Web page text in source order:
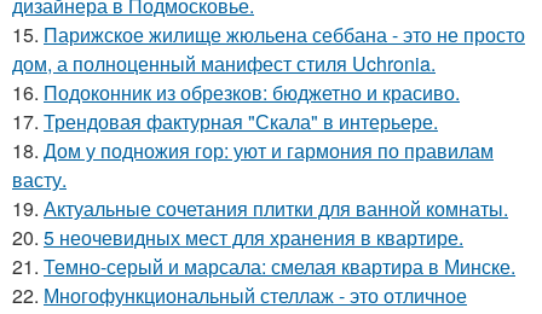
15. Парижское жилище жюльена себбана - это не просто
дом, а полноценный манифест стиля Uchronia.
16. Подоконник из обрезков: бюджетно и красиво.
17. Трендовая фактурная "Скала" в интерьере.
18. Дом у подножия гор: уют и гармония по правилам
васту.
19. Актуальные сочетания плитки для ванной комнаты.
20. 5 неочевидных мест для хранения в квартире.
21. Темно-серый и марсала: смелая квартира в Минске.
22. Многофункциональный стеллаж - это отличное